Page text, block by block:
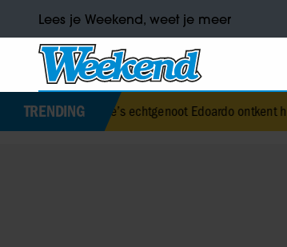
Lees je Weekend, weet je meer
TRENDING
echtgenoot Edoardo ontkent huwelijksproblemen